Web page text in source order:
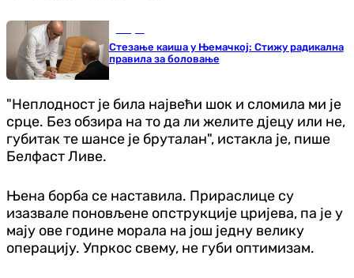
Стезање каиша у Њемачкој: Стижу радикална
правила за боловање
"Неплодност је била највећи шок и сломила ми је
срце. Без обзира на то да ли желите дјецу или не,
губитак те шансе је бруталан", истакла је, пише
Белфаст Ливе.
Њена борба се наставила. Прираслице су
изазвале поновљене опструкције цријева, па је у
мају ове године морала на још једну велику
операцију. Упркос свему, не губи оптимизам.